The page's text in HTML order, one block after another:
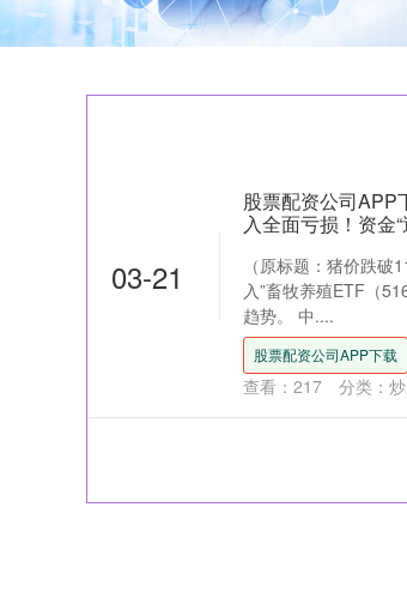
03-21
股票配资公司APP
入全面亏损！资金
（原标题：猪价跌
入”畜牧养殖ETF（
趋势。 中....
股票配资公司APP下载
查看： 217 分类：